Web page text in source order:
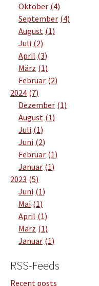
Oktober 4
September 4
August 1
Juli 2
April 3
März 1
Februar 2
2024 7
Dezember 1
August 1
Juli 1
Juni 2
Februar 1
Januar 1
2023 5
Juni 1
Mai 1
April 1
März 1
Januar 1
RSS-Feeds
Recent posts